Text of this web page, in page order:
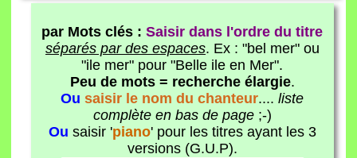
par Mots clés :Saisir dans l'ordre du titre
séparés par des espaces. Ex : "bel mer" ou
"ile mer" pour "Belle ile en Mer".
Peu de mots = recherche élargie.
Ou saisir le nom du chanteur....liste
complète en bas de page;-)
Ou saisir 'piano' pour les titres ayant les 3
versions (G.U.P).